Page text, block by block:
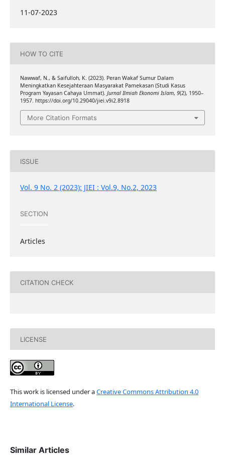
11-07-2023
HOW TO CITE
Nawwaf, N., & Saifulloh, K. (2023). Peran Wakaf Sumur Dalam
Meningkatkan Kesejahteraan Masyarakat Pamekasan (Studi Kasus
Program Yayasan Cahaya Ummat). Jurnal Ilmiah Ekonomi Islam, 9(2), 1950–
1957. https://doi.org/10.29040/jiei.v9i2.8918
More Citation Formats
ISSUE
Vol. 9 No. 2 (2023): JIEI : Vol.9, No.2, 2023
SECTION
Articles
CITATION CHECK
LICENSE
This work is licensed under aCreative Commons Attribution 4.0
International License.
Similar Articles